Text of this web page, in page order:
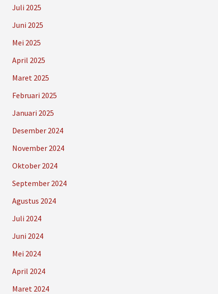
Juli 2025
Juni 2025
Mei 2025
April 2025
Maret 2025
Februari 2025
Januari 2025
Desember 2024
November 2024
Oktober 2024
September 2024
Agustus 2024
Juli 2024
Juni 2024
Mei 2024
April 2024
Maret 2024